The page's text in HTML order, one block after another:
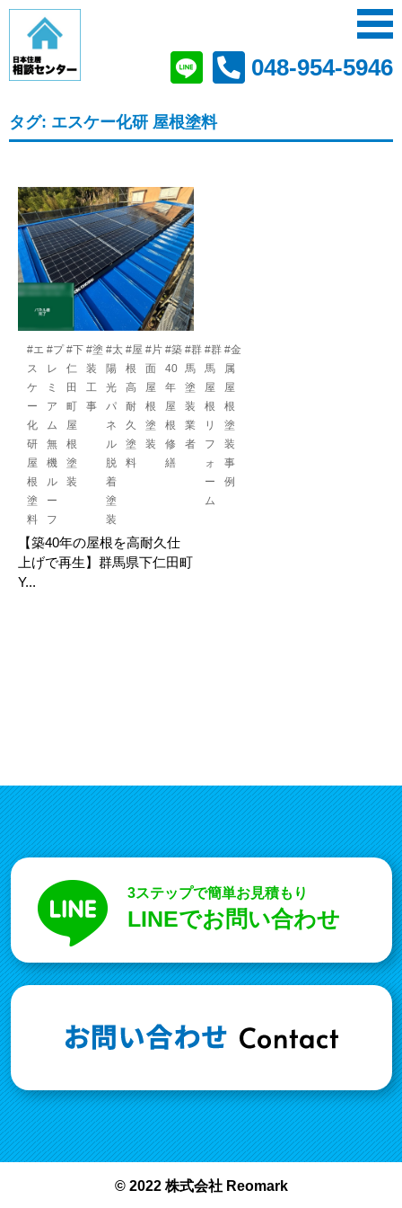
048-954-5946
タグ: エスケー化研 屋根塗料
#エ
ス
ケ
ー
化
研
屋
根
塗
料
#プ
レ
ミ
ア
ム
無
機
ル
ー
フ
#下
仁
田
町
屋
根
塗
装
#塗
装
工
事
#太
陽
光
パ
ネ
ル
脱
着
塗
装
#屋
根
高
耐
久
塗
料
#片
面
屋
根
塗
装
#築
40
年
屋
根
修
繕
#群
馬
塗
装
業
者
#群
馬
屋
根
リ
フ
ォ
ー
ム
#金
属
屋
根
塗
装
事
例
【築40年の屋根を高耐久仕
上げで再生】群馬県下仁田町
Y...
3ステップで簡単お見積もり
LINEでお問い合わせ
© 2022 株式会社 Reomark